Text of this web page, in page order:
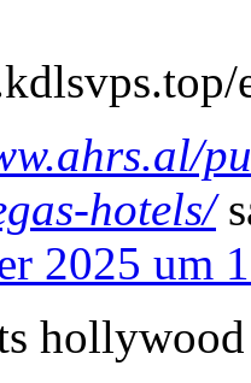
hotels/
2025 um
hollywood